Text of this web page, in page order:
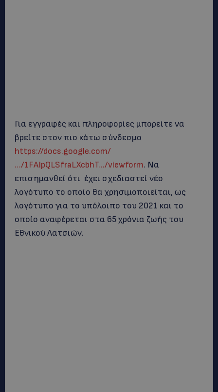
Για εγγραφές και πληροφορίες μπορείτε να
βρείτε στον πιο κάτω σύνδεσμο
https://docs.google.com/
…/1FAIpQLSfraLXcbhT…/viewform. Να
επισημανθεί ότι έχει σχεδιαστεί νέο
λογότυπο το οποίο θα χρησιμοποιείται, ως
λογότυπο για το υπόλοιπο του 2021 και το
οποίο αναφέρεται στα 65 χρόνια ζωής του
Εθνικού Λατσιών.